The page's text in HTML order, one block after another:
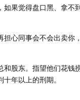
果觉得盘口黑、拿不
心同事会不会出卖你
股东。指望他们花钱
年以上的刑期。